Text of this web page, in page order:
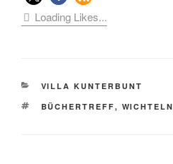
Loading Likes...
KATEGORIEN
VILLA KUNTERBUNT
SCHLAGWÖRTER
BÜCHERTREFF, WICHTELN